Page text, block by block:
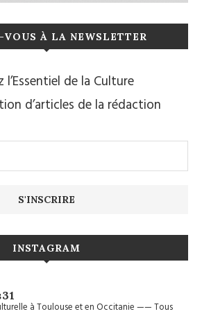
VOUS À LA NEWSLETTER
l’Essentiel de la Culture
d’articles de la rédaction
INSTAGRAM
à Toulouse et en Occitanie——Tous